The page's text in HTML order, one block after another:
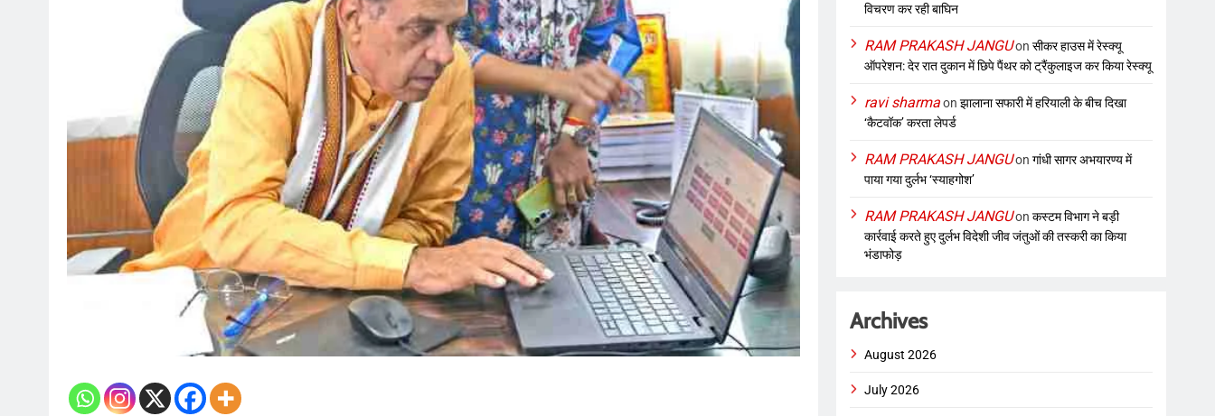
विचरण कर रही बाघिन
RAM PRAKASH JANGUonसीकर हाउस में रेस्क्यू
ऑपरेशन: देर रात दुकान में छिपे पैंथर को ट्रैंकुलाइज कर किया रेस्क्यू
ravi sharmaonझालाना सफारी में हरियाली के बीच दिखा
‘कैटवॉक’ करता लेपर्ड
RAM PRAKASH JANGUonगांधी सागर अभयारण्य में
पाया गया दुर्लभ ‘स्याहगोश’
RAM PRAKASH JANGUonकस्टम विभाग ने बड़ी
कार्रवाई करते हुए दुर्लभ विदेशी जीव जंतुओं की तस्करी का किया
भंडाफोड़
Archives
August 2026
July 2026